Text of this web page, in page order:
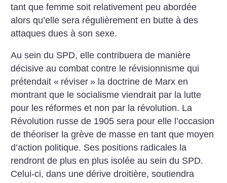
tant que femme soit relativement peu abordée
alors qu’elle sera régulièrement en butte à des
attaques dues à son sexe.
Au sein du SPD, elle contribuera de manière
décisive au combat contre le révisionnisme qui
prétendait « réviser » la doctrine de Marx en
montrant que le socialisme viendrait par la lutte
pour les réformes et non par la révolution. La
Révolution russe de 1905 sera pour elle l’occasion
de théoriser la grève de masse en tant que moyen
d’action politique. Ses positions radicales la
rendront de plus en plus isolée au sein du SPD.
Celui-ci, dans une dérive droitière, soutiendra